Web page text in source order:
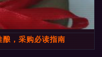
，采购必读指南